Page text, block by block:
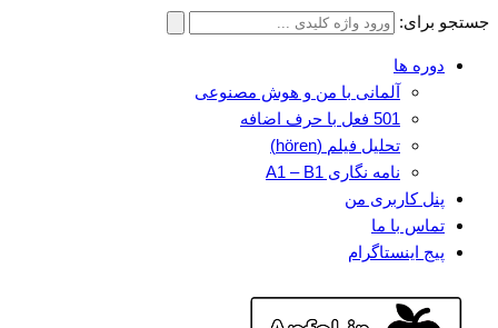
جستجو برای:
دوره ها
آلمانی با من و هوش مصنوعی
501 فعل با حرف اضافه
تحلیل فیلم (hören)
نامه نگاری A1 – B1
پنل کاربری من
تماس با ما
پیج اینستاگرام